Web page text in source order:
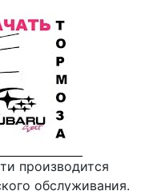
производится
обслуживания.